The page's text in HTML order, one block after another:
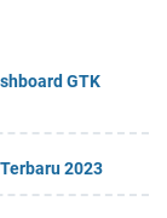
GTK
2023